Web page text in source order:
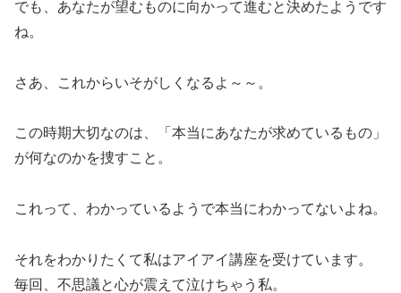
でも、あなたが望むものに向かって進むと決めたようです
ね。
さあ、これからいそがしくなるよ～～。
この時期大切なのは、「本当にあなたが求めているもの」
が何なのかを捜すこと。
これって、わかっているようで本当にわかってないよね。
それをわかりたくて私はアイアイ講座を受けています。
毎回、不思議と心が震えて泣けちゃう私。